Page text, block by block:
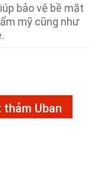
bảo vệ bề mặt
mỹ cũng như
Uban